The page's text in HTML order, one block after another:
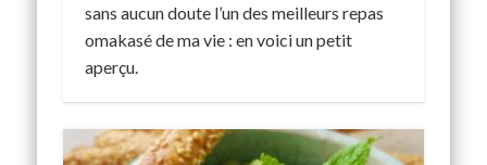
sans aucun doute l’un des meilleurs repas
omakasé de ma vie : en voici un petit
aperçu.